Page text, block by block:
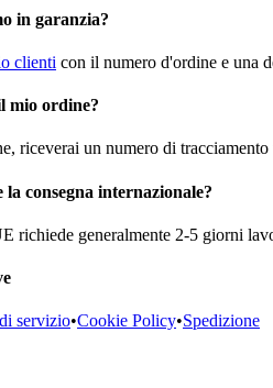
in garanzia?
clienti con il numero d'ordine e una
mio ordine?
riceverai un numero di
consegna internazionale?
richiede generalmente 2-5 giorni
servizio•Cookie Policy•Spedizione